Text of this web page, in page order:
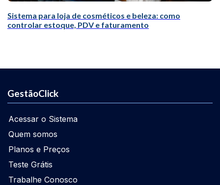
Sistema para loja de cosméticos e beleza: como
controlar estoque, PDV e faturamento
GestãoClick
Acessar o Sistema
Quem somos
Planos e Preços
Teste Grátis
Trabalhe Conosco